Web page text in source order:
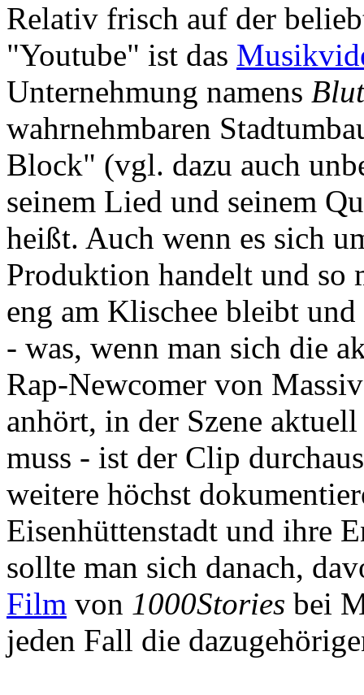
Relativ frisch auf der
"Youtube" ist das
Unternehmung namens
wahrnehmbaren
Block" (vgl. dazu auch
seinem Lied und seinem
heißt. Auch wenn es sich
Produktion handelt und so
eng am Klischee bleibt
- was, wenn man sich die
Rap-Newcomer von
anhört, in der Szene
muss - ist der Clip
weitere höchst
Eisenhüttenstadt und ihre
sollte man sich danach,
Film von 1000Stories bei
jeden Fall die